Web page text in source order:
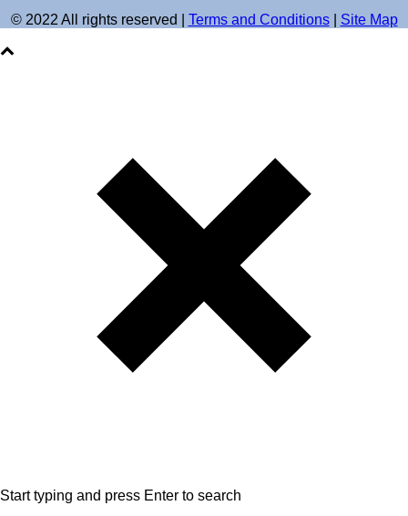
© 2022 All rights reserved | Terms and Conditions| Site Map
Start typing and press Enter to search